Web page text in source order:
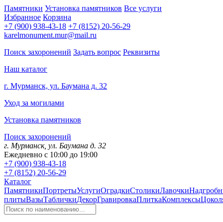
Памятники Установка памятников Все услуги
Избранное Корзина
+7 (900) 938-43-18 +7 (8152) 20-56-29
karelmonument.mur@mail.ru
Поиск захоронений Задать вопрос Реквизиты
Наш каталог
г. Мурманск, ул. Баумана д. 32
Уход за могилами
Установка памятников
Поиск захоронений
г. Мурманск, ул. Баумана д. 32
Ежедневно с 10:00 до 19:00
+7 (900) 938-43-18
+7 (8152) 20-56-29
Каталог
ПамятникиПортретыУслугиОградкиСтоликиЛавочки
плитыВазыТабличкиДекорГравировкаПлиткаКомплексы